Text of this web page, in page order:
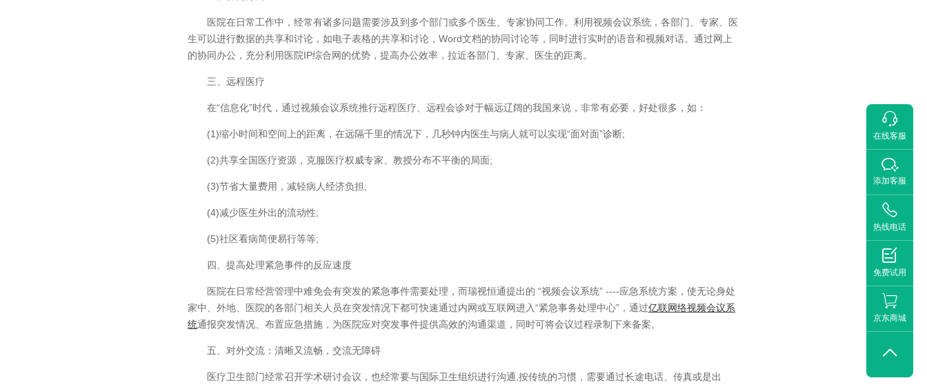
医院在日常工作中，经常有诸多问题需要涉及到多个部门或多个医生、专家协同工作。利用视频会议系统，各部门、专家、医
生可以进行数据的共享和讨论，如电子表格的共享和讨论，Word文档的协同讨论等，同时进行实时的语音和视频对话。通过网上
的协同办公，充分利用医院IP综合网的优势，提高办公效率，拉近各部门、专家、医生的距离。
三、远程医疗
在“信息化”时代，通过视频会议系统推行远程医疗、远程会诊对于幅远辽阔的我国来说，非常有必要，好处很多，如：
(1)缩小时间和空间上的距离，在远隔千里的情况下，几秒钟内医生与病人就可以实现“面对面”诊断;
(2)共享全国医疗资源，克服医疗权威专家、教授分布不平衡的局面;
(3)节省大量费用，减轻病人经济负担;
(4)减少医生外出的流动性;
(5)社区看病简便易行等等;
四、提高处理紧急事件的反应速度
医院在日常经营管理中难免会有突发的紧急事件需要处理，而瑞视恒通提出的 “视频会议系统” ----应急系统方案，使无论身处
家中、外地、医院的各部门相关人员在突发情况下都可快速通过内网或互联网进入“紧急事务处理中心”，通过亿联网络视频会议系
统通报突发情况、布置应急措施，为医院应对突发事件提供高效的沟通渠道，同时可将会议过程录制下来备案。
五、对外交流：清晰又流畅，交流无障碍
医疗卫生部门经常召开学术研讨会议，也经常要与国际卫生组织进行沟通,按传统的习惯，需要通过长途电话、传真或是出

在线客服

添加客服

热线电话

免费试用
京东商城
